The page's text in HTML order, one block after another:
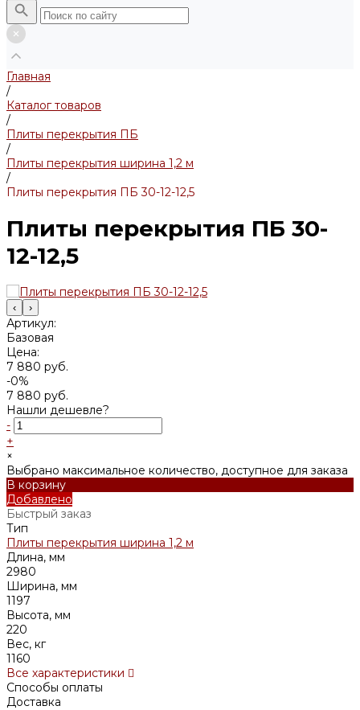
Главная
/
Каталог товаров
/
Плиты перекрытия ПБ
/
Плиты перекрытия ширина 1,2 м
/
Плиты перекрытия ПБ 30-12-12,5
Плиты перекрытия ПБ 30-
12-12,5
‹ ›
Артикул:
Базовая
Цена:
7 880 руб.
-0%
7 880 руб.
Нашли дешевле?
-
+
×
Выбрано максимальное количество, доступное для заказа
В корзину
Добавлено
Быстрый заказ
Тип
Плиты перекрытия ширина 1,2 м
Длина, мм
2980
Ширина, мм
1197
Высота, мм
220
Вес, кг
1160
Все характеристики
Способы оплаты
Доставка